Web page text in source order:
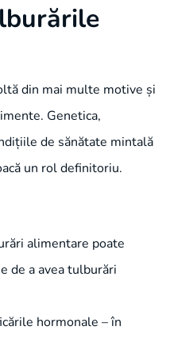
din mai multe motive și
Genetica,
de sănătate mintală
un rol definitoriu.
alimentare poate
de a avea tulburări
hormonale – în